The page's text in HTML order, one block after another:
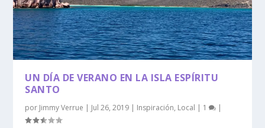
UN DÍA DE VERANO EN LA ISLA ESPÍRITU
SANTO
por Jimmy Verrue | Jul 26, 2019 | Inspiración, Local | 1 |